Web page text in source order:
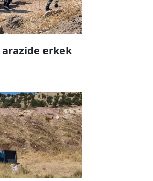
arazide erkek